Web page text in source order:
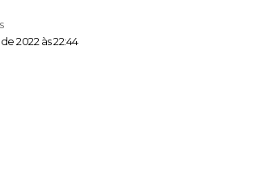
2022 às 22:44